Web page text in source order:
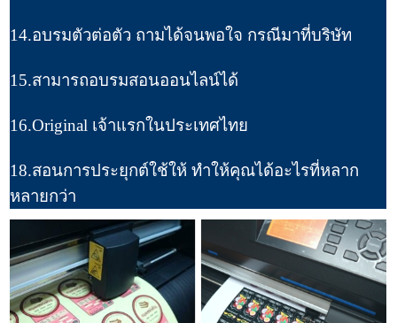
14.อบรมตัวต่อตัว ถามได้จนพอใจ กรณีมาที่บริษัท
15.สามารถอบรมสอนออนไลน์ได้
16.Original เจ้าแรกในประเทศไทย
18.สอนการประยุกต์ใช้ให้ ทำให้คุณได้อะไรที่หลาก
หลายกว่า